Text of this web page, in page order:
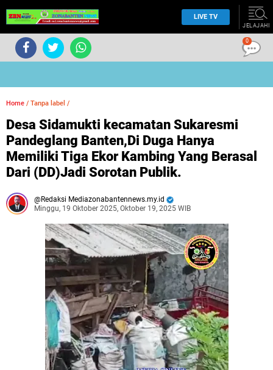
LIVE TV
JELAJAHI
Home / Tanpa label /
Desa Sidamukti kecamatan Sukaresmi
Pandeglang Banten,Di Duga Hanya
Memiliki Tiga Ekor Kambing Yang Berasal
Dari (DD)Jadi Sorotan Publik.
Redaksi Mediazonabantennews.my.id
Minggu, 19 Oktober 2025, Oktober 19, 2025 WIB
0